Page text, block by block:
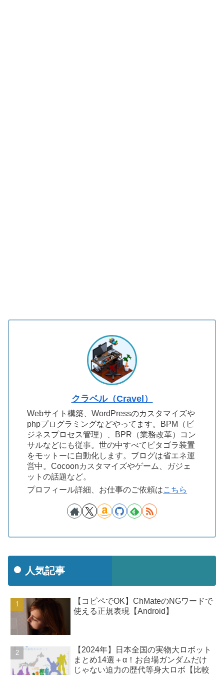
クラベル（Cravel）
Webサイト構築、WordPressのカスタマイズや
phpプログラミングなどやってます。BPM（ビ
ジネスプロセス管理）、BPR（業務改革）コン
サルなどにも従事。世の中すべてピタゴラ装置
をモットーに自動化します。ブログは省エネ運
営中。Cocoonカスタマイズやゲーム、ガジェ
ットの話題など。
プロフィール詳細、お仕事のご依頼はこちら
人気記事
【コピペでOK】ChMateのNGワードで
使える正規表現【Android】
【2024年】日本全国の実物大ロボット
まとめ14選＋α！お台場ガンダムだけ
じゃない迫力の歴代等身大ロボ【比較